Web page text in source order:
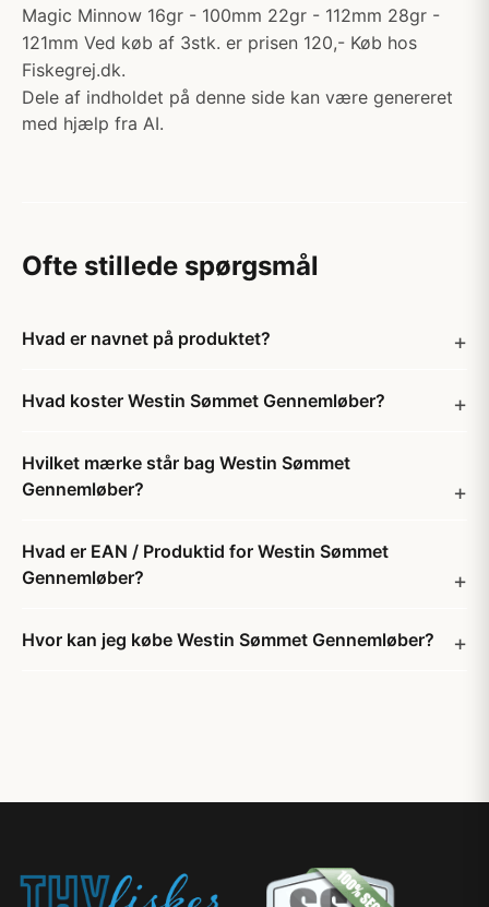
Magic Minnow 16gr - 100mm 22gr - 112mm 28gr -
121mm Ved køb af 3stk. er prisen 120,- Køb hos
Fiskegrej.dk.
Dele af indholdet på denne side kan være genereret
med hjælp fra AI.
Ofte stillede spørgsmål
Hvad er navnet på produktet?
Hvad koster Westin Sømmet Gennemløber?
Hvilket mærke står bag Westin Sømmet
Gennemløber?
Hvad er EAN / Produktid for Westin Sømmet
Gennemløber?
Hvor kan jeg købe Westin Sømmet Gennemløber?